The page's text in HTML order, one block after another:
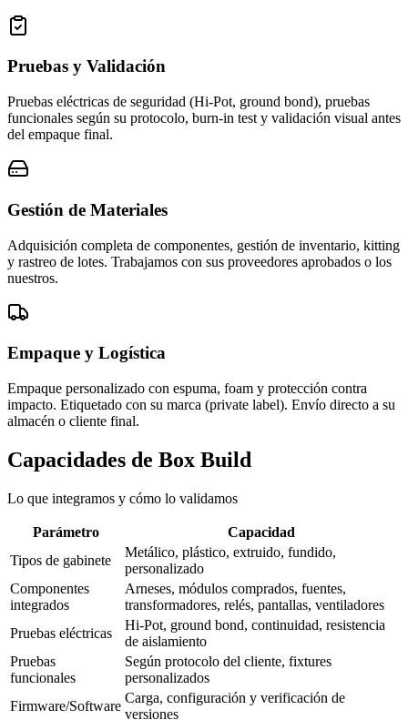
Pruebas y Validación
Pruebas eléctricas de seguridad (Hi-Pot, ground bond), pruebas
funcionales según su protocolo, burn-in test y validación visual antes
del empaque final.
Gestión de Materiales
Adquisición completa de componentes, gestión de inventario, kitting
y rastreo de lotes. Trabajamos con sus proveedores aprobados o los
nuestros.
Empaque y Logística
Empaque personalizado con espuma, foam y protección contra
impacto. Etiquetado con su marca (private label). Envío directo a su
almacén o cliente final.
Capacidades de Box Build
Lo que integramos y cómo lo validamos
Parámetro
Capacidad
Tipos de gabinete
Metálico, plástico, extruido, fundido,
personalizado
Componentes
integrados
Arneses, módulos comprados, fuentes,
transformadores, relés, pantallas, ventiladores
Pruebas eléctricas
Hi-Pot, ground bond, continuidad, resistencia
de aislamiento
Pruebas
funcionales
Según protocolo del cliente, fixtures
personalizados
Firmware/Software
Carga, configuración y verificación de
versiones